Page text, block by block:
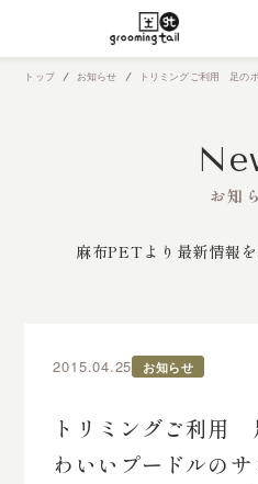
トップ お知らせ
お知
麻布PETより最新情報を
2015.04.25 お知らせ
トリミングご利用
わいいプードルの